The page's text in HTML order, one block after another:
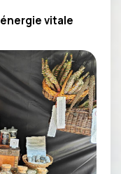
énergie vitale